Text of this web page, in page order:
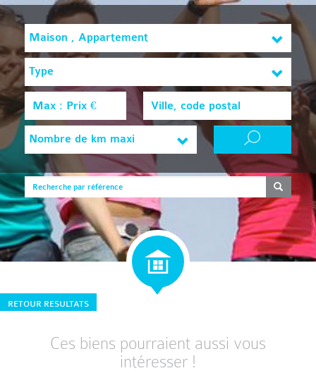
Maison , Appartement
Type
Nombre de km maxi
RETOUR RESULTATS
Ces biens pourraient aussi vous
intéresser !